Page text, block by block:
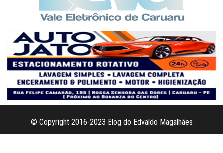
© Copyright 2016-2023 Blog do Edvaldo Magalhães